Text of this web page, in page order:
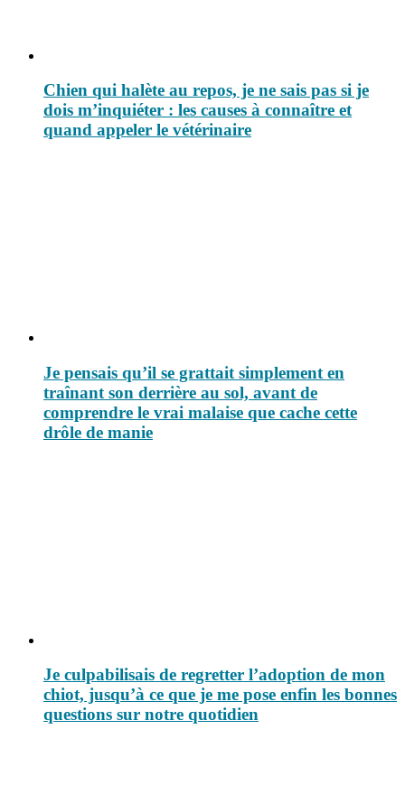
Chien qui halète au repos, je ne sais pas si je
dois m’inquiéter : les causes à connaître et
quand appeler le vétérinaire
Je pensais qu’il se grattait simplement en
traînant son derrière au sol, avant de
comprendre le vrai malaise que cache cette
drôle de manie
Je culpabilisais de regretter l’adoption de mon
chiot, jusqu’à ce que je me pose enfin les bonnes
questions sur notre quotidien